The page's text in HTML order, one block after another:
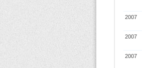
2007
2007
2007